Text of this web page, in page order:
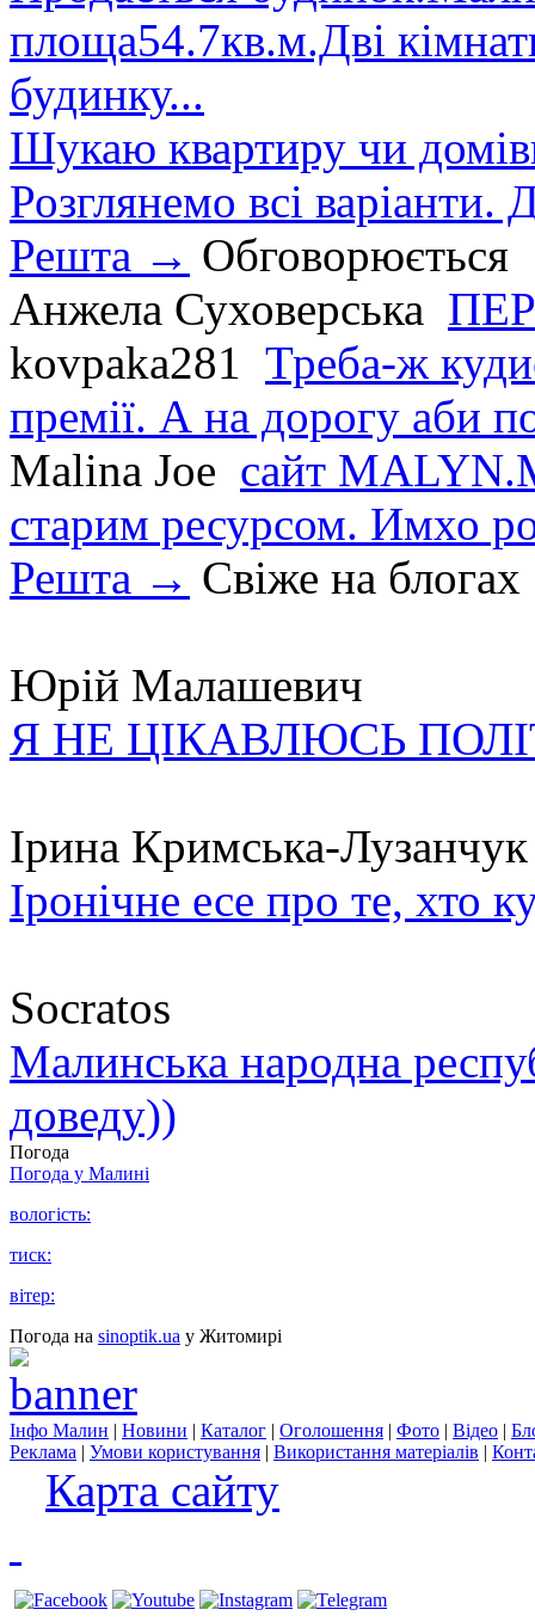
площа54.7кв.м.Дві
будинку...
Шукаю квартиру чи
Розглянемо всі варіанти.
Решта → Обговорюється
Анжела Суховерська
kovpaka281 Треба-ж
премії. А на дорогу аби
Malina Joe сайт
старим ресурсом. Имхо
Решта → Свіже на блогах
Юрій Малашевич
Я НЕ ЦІКАВЛЮСЬ
Ірина Кримська-Лузанчук
Іронічне есе про те, хто
Socratos
Малинська народна
доведу))
Погода
Погода у Малині
вологість:
тиск:
вітер:
Погода на sinoptik.ua у Житомирі
Інфо Малин | Новини | Каталог | Оголошення | Фото | Відео |
Реклама | Умови користування | Використання матеріалів |
Карта сайту